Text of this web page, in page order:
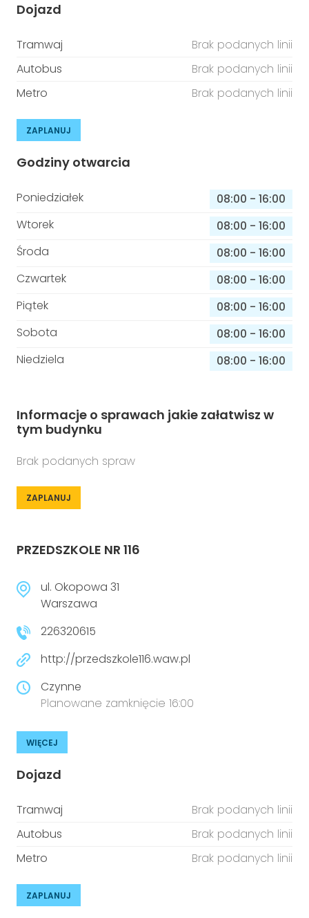
Dojazd
Tramwaj
Brak podanych linii
Autobus
Brak podanych linii
Metro
Brak podanych linii
ZAPLANUJ
Godziny otwarcia
Poniedziałek 08:00 - 16:00
Wtorek
08:00 - 16:00
Środa
08:00 - 16:00
Czwartek
08:00 - 16:00
Piątek
08:00 - 16:00
Sobota
08:00 - 16:00
Niedziela
08:00 - 16:00
Informacje o sprawach jakie załatwisz w
tym budynku
Brak podanych spraw
ZAPLANUJ
PRZEDSZKOLE NR 116
ul. Okopowa 31
Warszawa
226320615
http://przedszkole116.waw.pl
Czynne
Planowane zamknięcie 16:00
WIĘCEJ
Dojazd
Tramwaj
Brak podanych linii
Autobus
Brak podanych linii
Metro
Brak podanych linii
ZAPLANUJ